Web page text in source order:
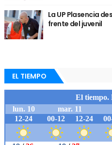
La UP Plasencia
frente del juvenil
EL TIEMPO